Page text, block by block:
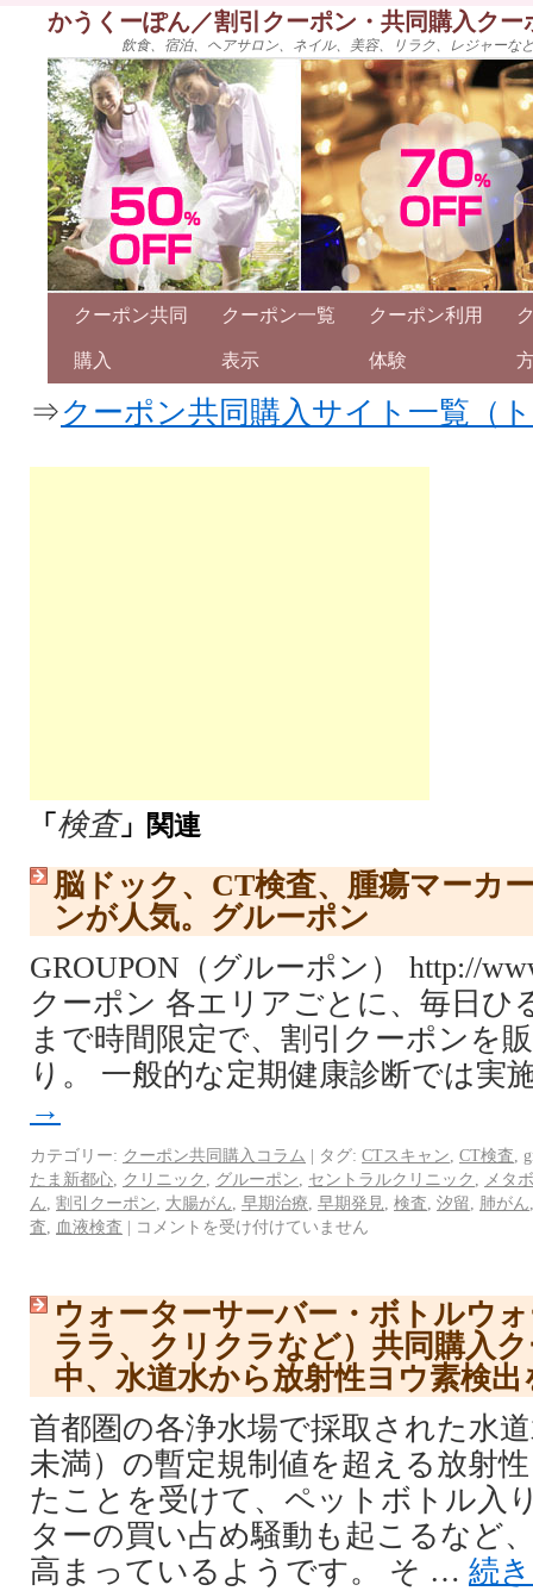
かうくーぽん／割引クーポン・共同購入ク
飲食、宿泊、ヘアサロン、ネイル、美容、リラク、レジャー
クーポン共同
購入
クーポン一覧
表示
クーポン利用
体験
⇒クーポン共同購入サイト一覧（
「 検査」関連
脳ドック、CT検査、腫瘍マーカ
ンが人気。グルーポン
GROUPON（グルーポン） http://
クーポン 各エリアごとに、毎日ひ
まで時間限定で、割引クーポンを
り。 一般的な定期健康診断では
→
カテゴリー: クーポン共同購入コラム | タグ: CTスキャン CT検査
たま新都心
クリニック グルーポン セントラルクリニック
メタ
ん 割引クーポン 大腸がん 早期治療 早期発見 検査 汐留 肺がん
査
血液検査 | コメントを受け付けていません
ウォーターサーバー・ボトルウ
ララ、クリクラなど）共同購入
中、水道水から放射性ヨウ素検出
首都圏の各浄水場で採取された水
未満）の暫定規制値を超える放射
たことを受けて、ペットボトル入
ターの買い占め騒動も起こるなど
高まっているようです。 そ … 続